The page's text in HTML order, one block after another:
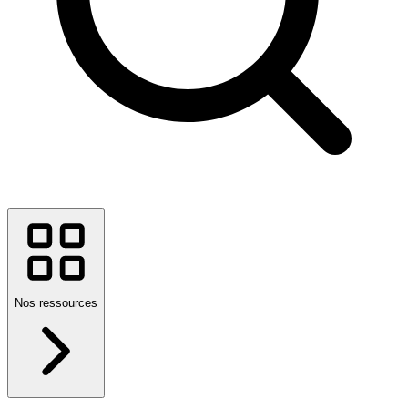
Nos ressources